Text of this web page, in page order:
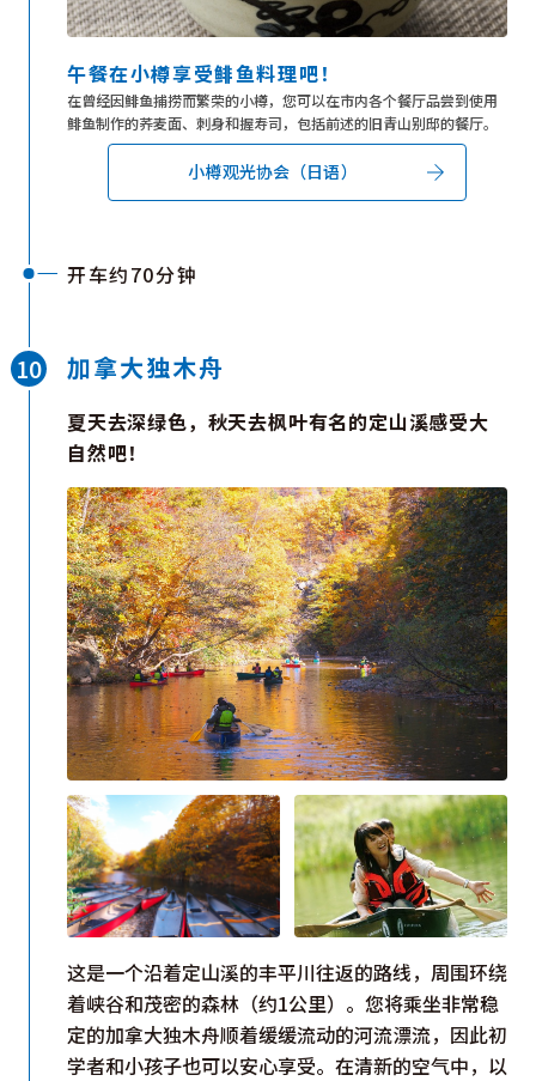
午餐在小樽享受鲱鱼料理吧！
在曾经因鲱鱼捕捞而繁荣的小樽，您可以在市内各个餐厅品尝到使用
鲱鱼制作的荞麦面、刺身和握寿司，包括前述的旧青山别邸的餐厅。
小樽观光协会（日语）
开车约70分钟
加拿大独木舟
夏天去深绿色，秋天去枫叶有名的定山溪感受大
自然吧！
这是一个沿着定山溪的丰平川往返的路线，周围环绕
着峡谷和茂密的森林（约1公里）。您将乘坐非常稳
定的加拿大独木舟顺着缓缓流动的河流漂流，因此初
学者和小孩子也可以安心享受。在清新的空气中，以